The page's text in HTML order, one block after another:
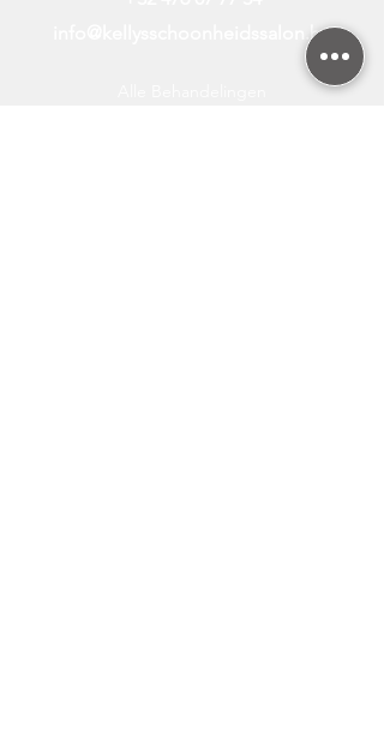
info@kellysschoonheidssalon.be